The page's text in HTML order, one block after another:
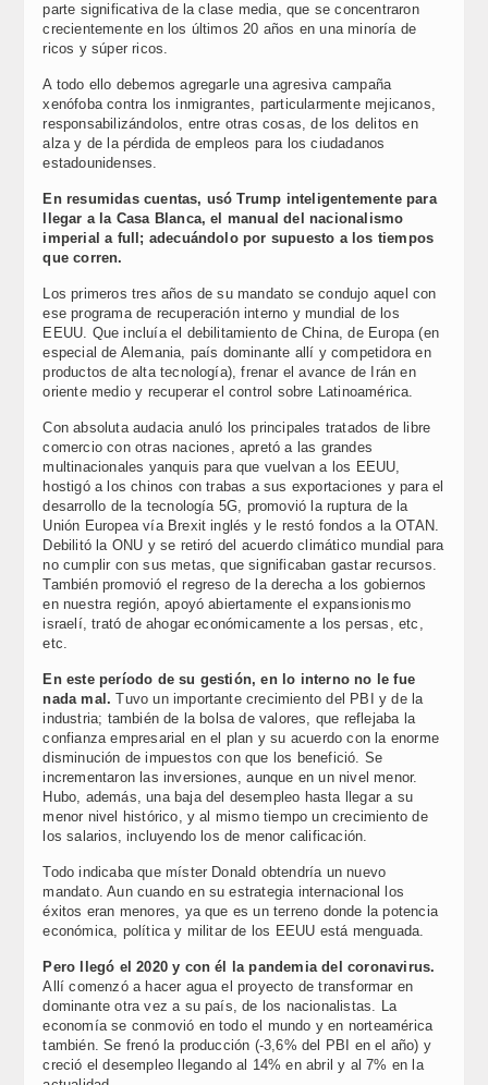
parte significativa de la clase media, que se concentraron
crecientemente en los últimos 20 años en una minoría de
ricos y súper ricos.
A todo ello debemos agregarle una agresiva campaña
xenófoba contra los inmigrantes, particularmente mejicanos,
responsabilizándolos, entre otras cosas, de los delitos en
alza y de la pérdida de empleos para los ciudadanos
estadounidenses.
En resumidas cuentas, usó Trump inteligentemente para
llegar a la Casa Blanca, el manual del nacionalismo
imperial a full; adecuándolo por supuesto a los tiempos
que corren.
Los primeros tres años de su mandato se condujo aquel con
ese programa de recuperación interno y mundial de los
EEUU. Que incluía el debilitamiento de China, de Europa (en
especial de Alemania, país dominante allí y competidora en
productos de alta tecnología), frenar el avance de Irán en
oriente medio y recuperar el control sobre Latinoamérica.
Con absoluta audacia anuló los principales tratados de libre
comercio con otras naciones, apretó a las grandes
multinacionales yanquis para que vuelvan a los EEUU,
hostigó a los chinos con trabas a sus exportaciones y para el
desarrollo de la tecnología 5G, promovió la ruptura de la
Unión Europea vía Brexit inglés y le restó fondos a la OTAN.
Debilitó la ONU y se retiró del acuerdo climático mundial para
no cumplir con sus metas, que significaban gastar recursos.
También promovió el regreso de la derecha a los gobiernos
en nuestra región, apoyó abiertamente el expansionismo
israelí, trató de ahogar económicamente a los persas, etc,
etc.
En este período de su gestión, en lo interno no le fue
nada mal. Tuvo un importante crecimiento del PBI y de la
industria; también de la bolsa de valores, que reflejaba la
confianza empresarial en el plan y su acuerdo con la enorme
disminución de impuestos con que los benefició. Se
incrementaron las inversiones, aunque en un nivel menor.
Hubo, además, una baja del desempleo hasta llegar a su
menor nivel histórico, y al mismo tiempo un crecimiento de
los salarios, incluyendo los de menor calificación.
Todo indicaba que míster Donald obtendría un nuevo
mandato. Aun cuando en su estrategia internacional los
éxitos eran menores, ya que es un terreno donde la potencia
económica, política y militar de los EEUU está menguada.
Pero llegó el 2020 y con él la pandemia del coronavirus.
Allí comenzó a hacer agua el proyecto de transformar en
dominante otra vez a su país, de los nacionalistas. La
economía se conmovió en todo el mundo y en norteamérica
también. Se frenó la producción (-3,6% del PBI en el año) y
creció el desempleo llegando al 14% en abril y al 7% en la